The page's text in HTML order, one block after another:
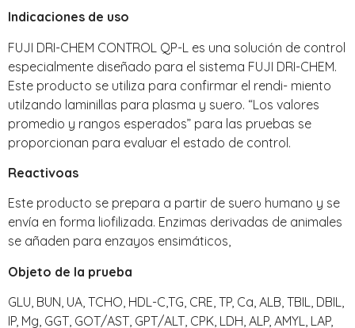
Indicaciones de uso
FUJI DRI-CHEM CONTROL QP-L es una solución de control
especialmente diseñado para el sistema FUJI DRI-CHEM.
Este producto se utiliza para confirmar el rendi- miento
utilzando laminillas para plasma y suero. “Los valores
promedio y rangos esperados” para las pruebas se
proporcionan para evaluar el estado de control.
Reactivoas
Este producto se prepara a partir de suero humano y se
envía en forma liofilizada. Enzimas derivadas de animales
se añaden para enzayos ensimáticos,
Objeto de la prueba
GLU, BUN, UA, TCHO, HDL-C,TG, CRE, TP, Ca, ALB, TBIL, DBIL,
IP, Mg, GGT, GOT/AST, GPT/ALT, CPK, LDH, ALP, AMYL, LAP,